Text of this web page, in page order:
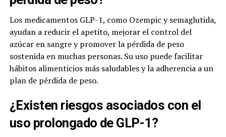
Los medicamentos GLP-1, como Ozempic y semaglutida,
ayudan a reducir el apetito, mejorar el control del
azúcar en sangre y promover la pérdida de peso
sostenida en muchas personas. Su uso puede facilitar
hábitos alimenticios más saludables y la adherencia a un
plan de pérdida de peso.
¿Existen riesgos asociados con el
uso prolongado de GLP-1?